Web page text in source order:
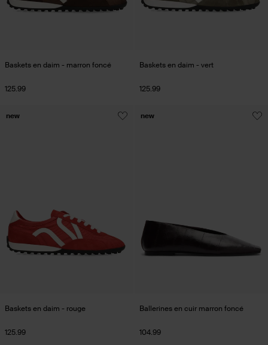
Baskets en daim - marron foncé
125.99
Baskets en daim - vert
125.99
Baskets en daim - rouge
125.99
new
Ballerines en cuir marron foncé
104.99
new